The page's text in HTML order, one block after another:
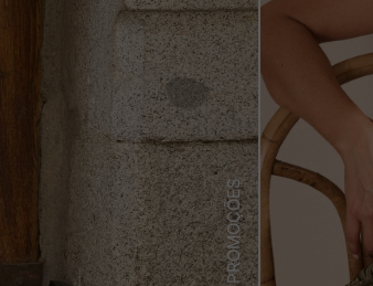
PROMOÇÕES